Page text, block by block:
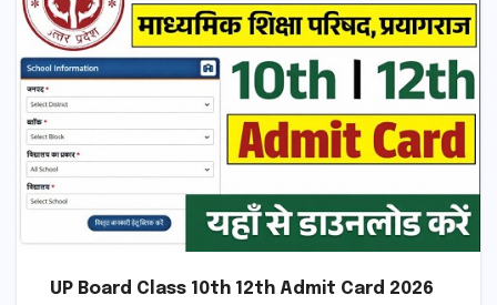
UP Board Class 10th 12th Admit Card 2026